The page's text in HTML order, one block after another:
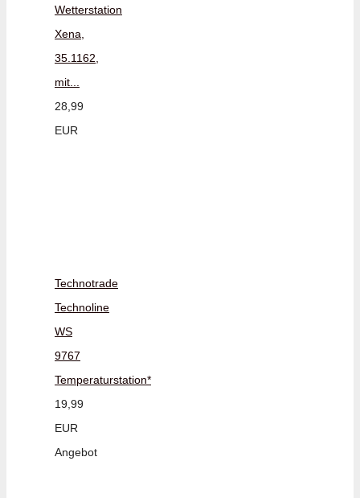
Wetterstation
Xena,
35.1162,
mit...
28,99
EUR
Technotrade
Technoline
WS
9767
Temperaturstation*
19,99
EUR
Angebot